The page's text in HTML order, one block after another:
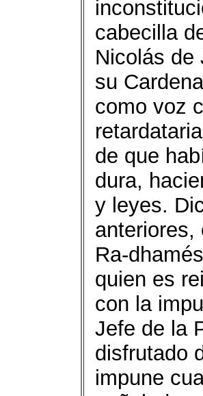
cabecilla
Nicolás de
su
como voz
de que
dura,
y leyes.
anteriores,
Ra-
quien es
con la
Jefe de la
disfrutado
impune